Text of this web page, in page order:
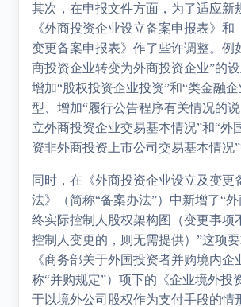
其次，在申报文件方面，为了适应新
《外商投资企业设立备案申报表》和
变更备案申报表》作了些许调整。例
商投资企业转变为外商投资企业”的设
增加“股权投资企业投资”和“类金融
型、增加“履行公告程序有关情况的
立外商投资企业交易基本情况”和“外
资非外商投资上市公司交易基本情况”
同时，在 《外商投资企业设立及变
法》（简称“备案办法”）中新增了“外
终实际控制人股权架构图（变更事项
控制人变更的，则无需提供）”这项
《商务部关于外国投资者并购境内企
称“并购规定”）项下的 《企业境外投
于以境外公司股权作为支付手段的情